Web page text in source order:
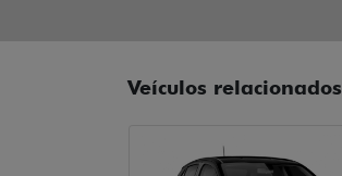
Veículos relacionados